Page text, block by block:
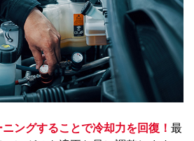
ングすることで冷却力を回復！ 最